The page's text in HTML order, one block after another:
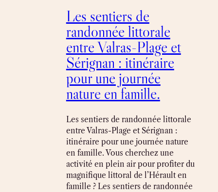
Les sentiers de
randonnée littorale
entre Valras-Plage et
Sérignan : itinéraire
pour une journée
nature en famille.
Les sentiers de randonnée littorale
entre Valras-Plage et Sérignan :
itinéraire pour une journée nature
en famille. Vous cherchez une
activité en plein air pour profiter du
magnifique littoral de l’Hérault en
famille ? Les sentiers de randonnée